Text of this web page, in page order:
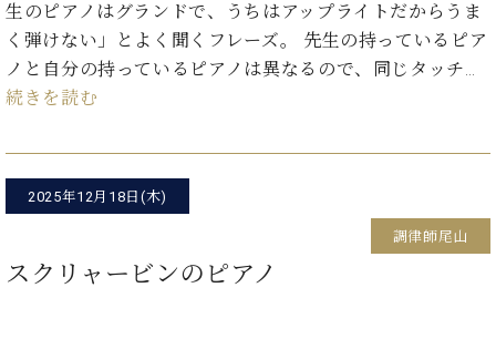
ン
サ
ー
ヒ
シ
ュ
ン
ノ
技
術
ン
ド
ピ
ア
る
こ
ン
タ
イ
ン
ラ
ン
ド
ト
内
各
店
か
ら
の
ら
し
た
い！
学
録
音
た
い！
ベ
ヒ
シ
ン・
サ
ン
会
生のピアノはグランドで、うちはアップライトだからうま
く弾けない」とよく聞くフレーズ。 先生の持っているピア
ノと自分の持っているピアノは異なるので、同じタッチ…
続きを読む
2025年12月18日(木)
調律師尾山
スクリャービンのピアノ